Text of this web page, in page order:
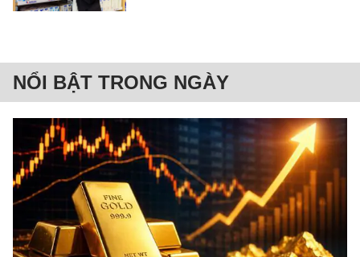
NỔI BẬT TRONG NGÀY